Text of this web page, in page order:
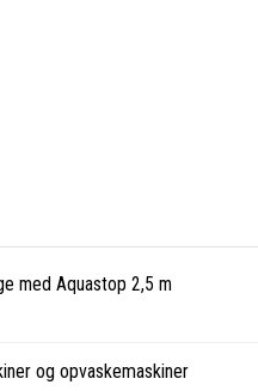
med Aquastop 2,5 m
og opvaskemaskiner